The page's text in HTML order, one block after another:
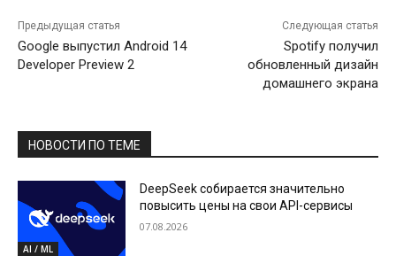
Предыдущая статья
Google выпустил Android 14
Developer Preview 2
Следующая статья
Spotify получил
обновленный дизайн
домашнего экрана
НОВОСТИ ПО ТЕМЕ
AI / ML
DeepSeek собирается значительно
повысить цены на свои API-сервисы
07.08.2026